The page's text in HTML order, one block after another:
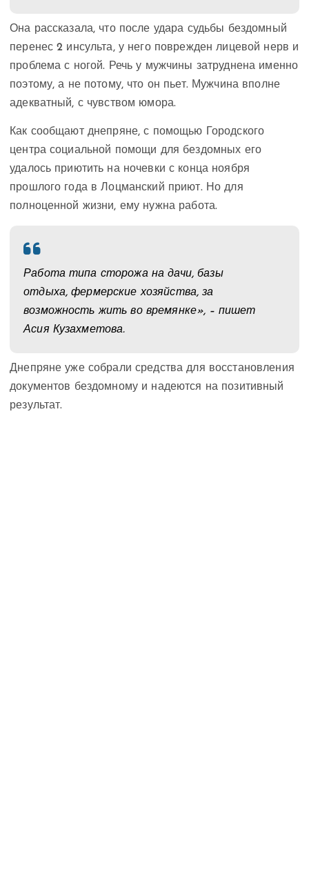
Она рассказала, что после удара судьбы бездомный
перенес 2 инсульта, у него поврежден лицевой нерв и
проблема с ногой. Речь у мужчины затруднена именно
поэтому, а не потому, что он пьет. Мужчина вполне
адекватный, с чувством юмора.
Как сообщают днепряне, с помощью Городского
центра социальной помощи для бездомных его
удалось приютить на ночевки с конца ноября
прошлого года в Лоцманский приют. Но для
полноценной жизни, ему нужна работа.
Работа типа сторожа на дачи, базы
отдыха, фермерские хозяйства, за
возможность жить во времянке», – пишет
Асия Кузахметова.
Днепряне уже собрали средства для восстановления
документов бездомному и надеются на позитивный
результат.